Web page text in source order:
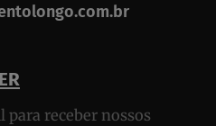
receber nossos